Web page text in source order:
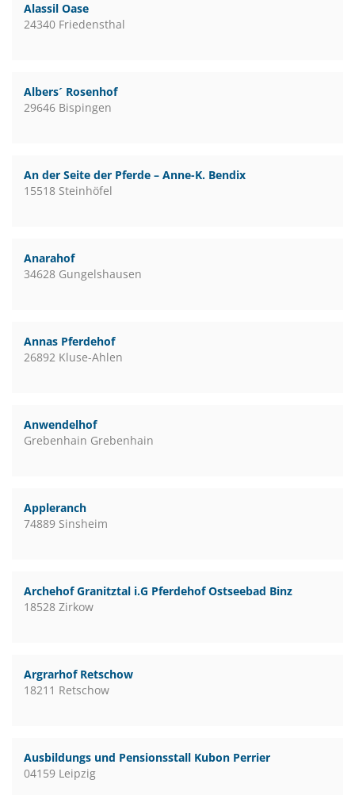
Alassil Oase
24340 Friedensthal
Albers´ Rosenhof
29646 Bispingen
An der Seite der Pferde – Anne-K. Bendix
15518 Steinhöfel
Anarahof
34628 Gungelshausen
Annas Pferdehof
26892 Kluse-Ahlen
Anwendelhof
Grebenhain Grebenhain
Appleranch
74889 Sinsheim
Archehof Granitztal i.G Pferdehof Ostseebad Binz
18528 Zirkow
Argrarhof Retschow
18211 Retschow
Ausbildungs und Pensionsstall Kubon Perrier
04159 Leipzig